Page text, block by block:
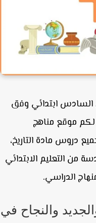
ابتدائي وفق
يقدمها لكم موقع مناهج
دروس مادة التاريخ،
من التعليم الابتدائي
الدراسي.
والنجاح في